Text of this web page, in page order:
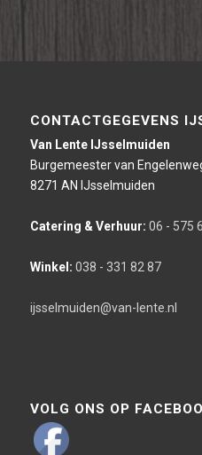
CONTACTGEGEVENS
Van Lente IJsselmuiden
Burgemeester van
8271 AN IJsselmuiden
Catering & Verhuur: 06 - 575
Winkel: 038 - 331 82 87
ijsselmuiden@van-lente.nl
VOLG ONS OP